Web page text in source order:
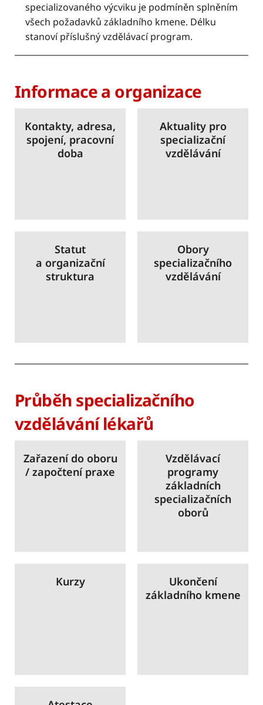
specializovaného výcviku je podmíněn splněním
všech požadavků základního kmene. Délku
stanoví příslušný vzdělávací program.
Informace a organizace
Kontakty, adresa,
spojení, pracovní
doba
Aktuality pro
specializační
vzdělávání
Statut
a organizační
struktura
Obory
specializačního
vzdělávání
Průběh specializačního
vzdělávání lékařů
Zařazení do oboru
/ započtení praxe
Vzdělávací
programy
základních
specializačních
oborů
Kurzy
Ukončení
základního kmene